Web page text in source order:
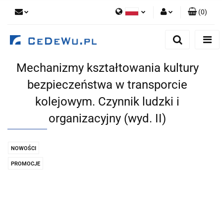
Dodaj zgłoszenie
Zgody cookies
(0)
Mechanizmy kształtowania kultury
bezpieczeństwa w transporcie
kolejowym. Czynnik ludzki i
organizacyjny (wyd. II)
NOWOŚCI
PROMOCJE